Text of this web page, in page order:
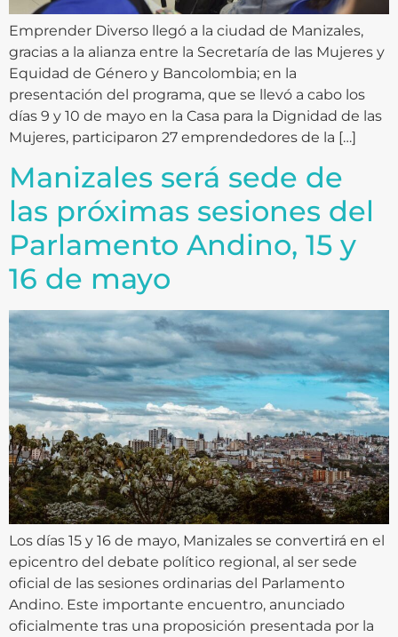
Emprender Diverso llegó a la ciudad de Manizales,
gracias a la alianza entre la Secretaría de las Mujeres y
Equidad de Género y Bancolombia; en la
presentación del programa, que se llevó a cabo los
días 9 y 10 de mayo en la Casa para la Dignidad de las
Mujeres, participaron 27 emprendedores de la […]
Manizales será sede de
las próximas sesiones del
Parlamento Andino, 15 y
16 de mayo
Los días 15 y 16 de mayo, Manizales se convertirá en el
epicentro del debate político regional, al ser sede
oficial de las sesiones ordinarias del Parlamento
Andino. Este importante encuentro, anunciado
oficialmente tras una proposición presentada por la